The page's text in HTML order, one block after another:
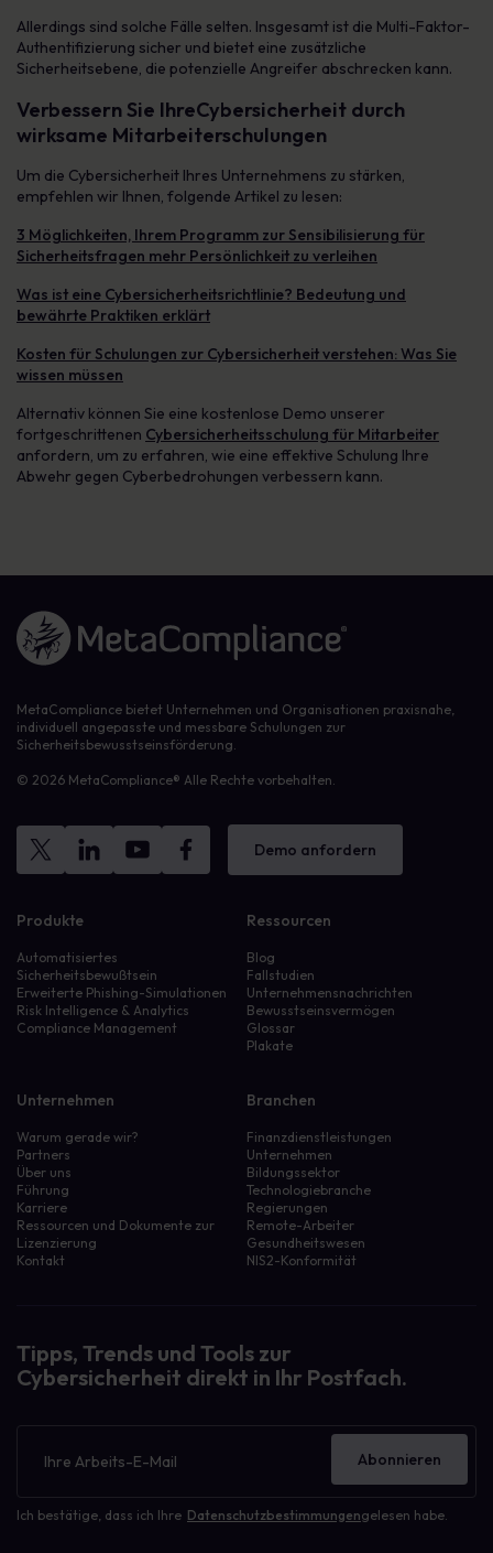
Allerdings sind solche Fälle selten. Insgesamt ist die Multi-Faktor-
Authentifizierung sicher und bietet eine zusätzliche
Sicherheitsebene, die potenzielle Angreifer abschrecken kann.
Verbessern Sie IhreCybersicherheit durch
wirksame Mitarbeiterschulungen
Um die Cybersicherheit Ihres Unternehmens zu stärken,
empfehlen wir Ihnen, folgende Artikel zu lesen:
3 Möglichkeiten, Ihrem Programm zur Sensibilisierung für
Sicherheitsfragen mehr Persönlichkeit zu verleihen
Was ist eine Cybersicherheitsrichtlinie? Bedeutung und
bewährte Praktiken erklärt
Kosten für Schulungen zur Cybersicherheit verstehen: Was Sie
wissen müssen
Alternativ können Sie eine kostenlose Demo unserer
fortgeschrittenen Cybersicherheitsschulung für Mitarbeiter
anfordern, um zu erfahren, wie eine effektive Schulung Ihre
Abwehr gegen Cyberbedrohungen verbessern kann.
Link zur Homepage
MetaCompliance bietet Unternehmen und Organisationen praxisnahe,
individuell angepasste und messbare Schulungen zur
Sicherheitsbewusstseinsförderung.
© 2026 MetaCompliance® Alle Rechte vorbehalten.
Demo anfordern
Produkte
Automatisiertes
Sicherheitsbewußtsein
Erweiterte Phishing-Simulationen
Risk Intelligence & Analytics
Compliance Management
Ressourcen
Blog
Fallstudien
Unternehmensnachrichten
Bewusstseinsvermögen
Glossar
Plakate
Unternehmen
Warum gerade wir?
Partners
Über uns
Führung
Karriere
Ressourcen und Dokumente zur
Lizenzierung
Kontakt
Branchen
Finanzdienstleistungen
Unternehmen
Bildungssektor
Technologiebranche
Regierungen
Remote-Arbeiter
Gesundheitswesen
NIS2-Konformität
Tipps, Trends und Tools zur
Cybersicherheit direkt in Ihr Postfach.
Ich bestätige, dass ich Ihre Datenschutzbestimmungengelesen habe.
Abonnieren